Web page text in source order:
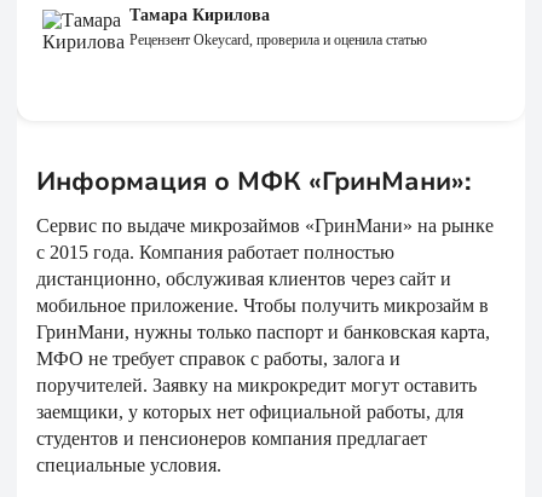
Тамара Кирилова
Рецензент Okeycard, проверила и оценила статью
Информация о МФК «ГринМани»:
Сервис по выдаче микрозаймов «ГринМани» на рынке
с 2015 года. Компания работает полностью
дистанционно, обслуживая клиентов через сайт и
мобильное приложение. Чтобы получить микрозайм в
ГринМани, нужны только паспорт и банковская карта,
МФО не требует справок с работы, залога и
поручителей. Заявку на микрокредит могут оставить
заемщики, у которых нет официальной работы, для
студентов и пенсионеров компания предлагает
специальные условия.